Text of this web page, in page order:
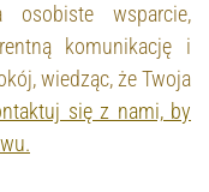
osobiste wsparcie,
komunikację i
wiedząc, że Twoja
się z nami, by